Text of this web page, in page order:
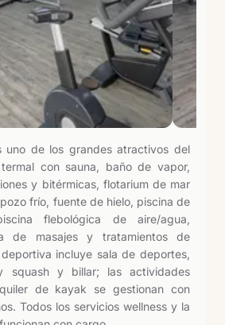
uno de los grandes atractivos del
con sauna, baño de vapor,
y bitérmicas, flotarium de mar
frío, fuente de hielo, piscina de
flebológica de aire/agua,
de masajes y tratamientos de
incluye sala de deportes,
squash y billar; las actividades
de kayak se gestionan con
Todos los servicios wellness y la